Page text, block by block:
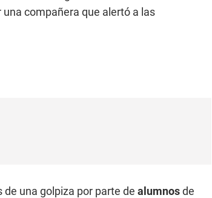
compañera que alertó a las
una golpiza por parte de alumnosde